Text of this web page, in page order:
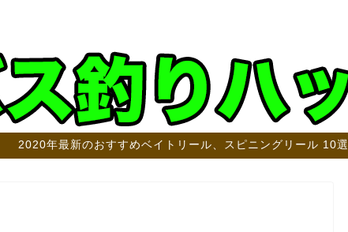
2020年最新のおすすめベイトリール、スピニングリール 10選